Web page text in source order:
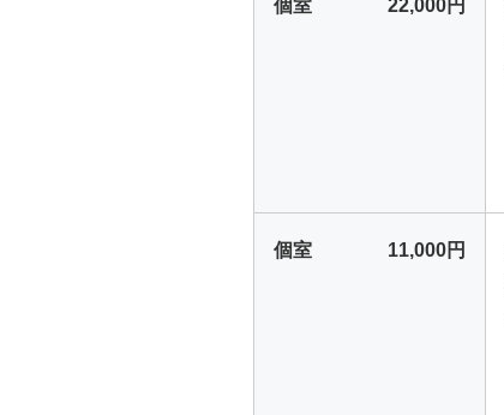
個室 22,000円
個室 11,000円